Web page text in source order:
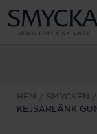
HEM SMYCKEN
KEJSARLÄNK